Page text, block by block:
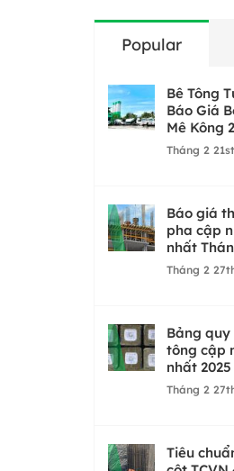
Popular
Bê Tông
Báo Giá
Mê Kông
Tháng 2
Báo giá
pha cập
nhất
Tháng 2
Bảng
tông cập
nhất 2025
Tháng 2
Tiêu